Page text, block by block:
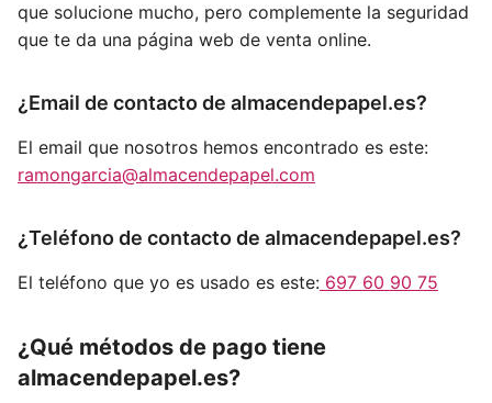
que solucione mucho, pero complemente la seguridad
que te da una página web de venta online.
¿Email de contacto de almacendepapel.es?
El email que nosotros hemos encontrado es este:
ramongarcia@almacendepapel.com
¿Teléfono de contacto de almacendepapel.es?
El teléfono que yo es usado es este: 697 60 90 75
¿Qué métodos de pago tiene
almacendepapel.es?